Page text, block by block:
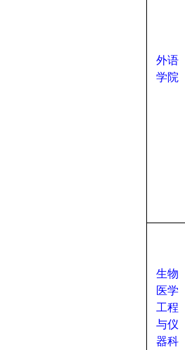
外语
学院
生物
医学
工程
与仪
器科